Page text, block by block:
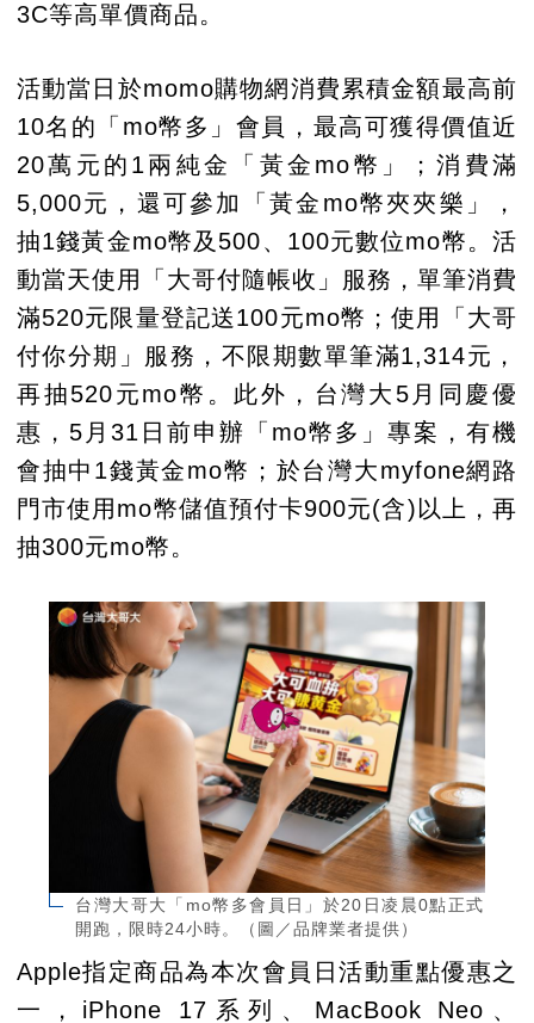
3C等高單價商品。
活動當日於momo購物網消費累積金額最高前
10名的「mo幣多」會員，最高可獲得價值近
20萬元的1兩純金「黃金mo幣」；消費滿
5,000元，還可參加「黃金mo幣夾夾樂」，
抽1錢黃金mo幣及500、100元數位mo幣。活
動當天使用「大哥付隨帳收」服務，單筆消費
滿520元限量登記送100元mo幣；使用「大哥
付你分期」服務，不限期數單筆滿1,314元，
再抽520元mo幣。此外，台灣大5月同慶優
惠，5月31日前申辦「mo幣多」專案，有機
會抽中1錢黃金mo幣；於台灣大myfone網路
門市使用mo幣儲值預付卡900元(含)以上，再
抽300元mo幣。
台灣大哥大「mo幣多會員日」於20日凌晨0點正式
開跑，限時24小時。（圖／品牌業者提供）
Apple指定商品為本次會員日活動重點優惠之
一，iPhone 17系列、MacBook Neo、